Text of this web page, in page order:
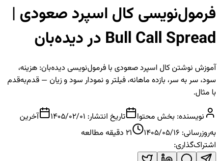
فرمول‌نویسی کال اسپرد صعودی |
Bull Call Spread در دیده‌بان
آموزش نوشتن کال اسپرد صعودی با فرمول‌نویسی دیده‌بان: هزینه،
سود، سر به سر، بازده ماهانه، فیلتر و نمودار سود و زیان — قدم‌به‌قدم
با مثال.
نویسنده: بخش محتوا تاریخ انتشار: 1405/02/01
آخرین
به‌روزرسانی: 1405/05/16
21 دقیقه مطالعه
اشتراک‌گذاری: